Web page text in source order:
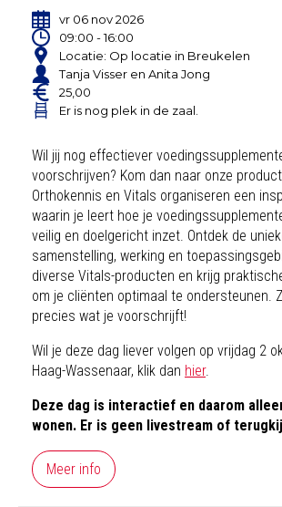
vr 06 nov 2026
09:00 - 16:00
Locatie: Op locatie in Breukelen
Tanja Visser en Anita Jong
25,00
Er is nog plek in de zaal.
Wil jij nog effectiever
voorschrijven? Kom dan naar onze
Orthokennis en Vitals organiseren een
waarin je leert hoe je
veilig en doelgericht inzet. Ontdek de
samenstelling, werking en
diverse Vitals-producten en krijg
om je cliënten optimaal te ondersteunen.
precies wat je voorschrijft!
Wil je deze dag liever volgen op vrijdag 2
Haag-Wassenaar, klik dan hier.
Deze dag is interactief en daarom
wonen. Er is geen livestream of
Meer info